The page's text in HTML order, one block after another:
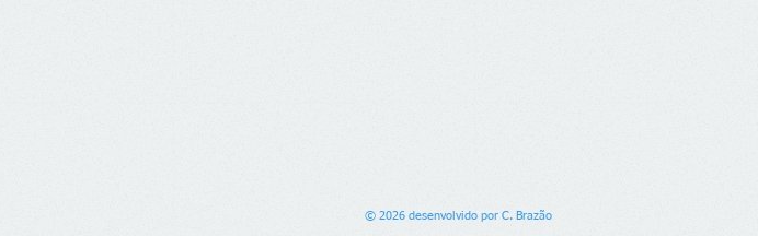
© 2026 desenvolvido por C. Brazão